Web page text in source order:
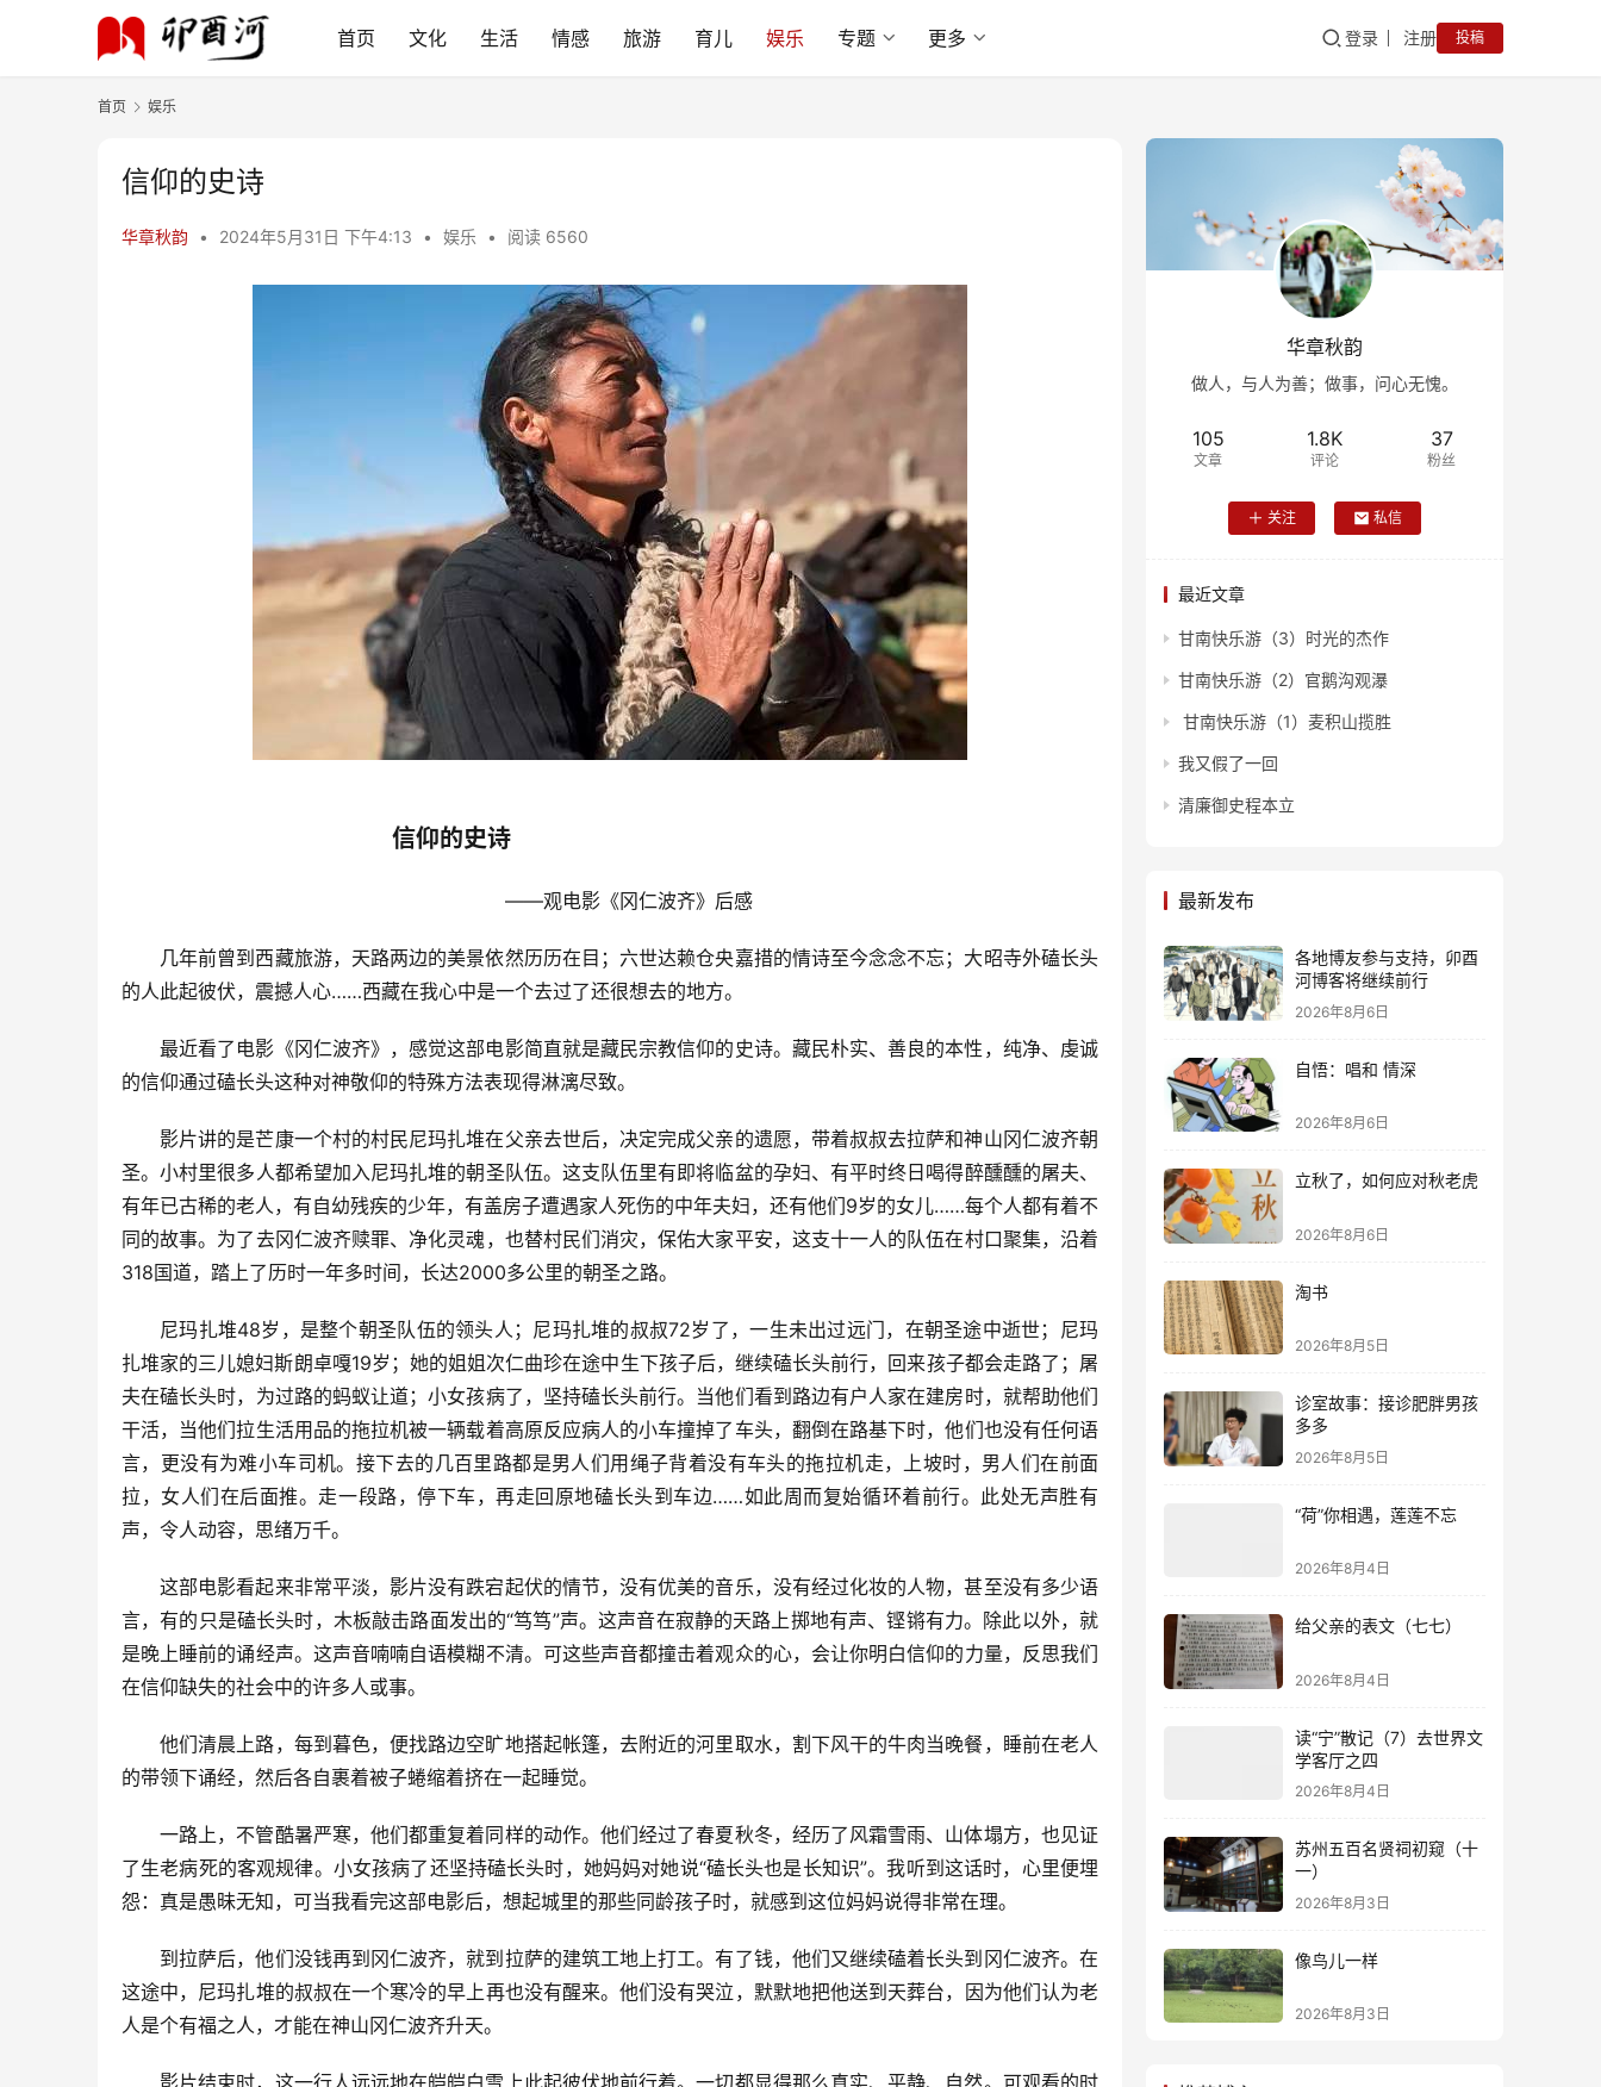
首页 文化 生活 情感 旅游 育儿 娱乐 专题 更多 登录 注册 投稿
首页 娱乐
信仰的史诗
华章秋韵 • 2024年5月31日 下午4:13 • 娱乐 • 阅读 6560
信仰的史诗
——观电影《冈仁波齐》后感
几年前曾到西藏旅游，天路两边的美景依然历历在目；六世达赖仓央嘉措的情诗至今念念不忘；大昭寺外磕长头
的人此起彼伏，震撼人心……西藏在我心中是一个去过了还很想去的地方。
最近看了电影《冈仁波齐》，感觉这部电影简直就是藏民宗教信仰的史诗。藏民朴实、善良的本性，纯净、虔诚
的信仰通过磕长头这种对神敬仰的特殊方法表现得淋漓尽致。
影片讲的是芒康一个村的村民尼玛扎堆在父亲去世后，决定完成父亲的遗愿，带着叔叔去拉萨和神山冈仁波齐朝
圣。小村里很多人都希望加入尼玛扎堆的朝圣队伍。这支队伍里有即将临盆的孕妇、有平时终日喝得醉醺醺的屠夫、
有年已古稀的老人，有自幼残疾的少年，有盖房子遭遇家人死伤的中年夫妇，还有他们9岁的女儿……每个人都有着不
同的故事。为了去冈仁波齐赎罪、净化灵魂，也替村民们消灾，保佑大家平安，这支十一人的队伍在村口聚集，沿着
318国道，踏上了历时一年多时间，长达2000多公里的朝圣之路。
尼玛扎堆48岁，是整个朝圣队伍的领头人；尼玛扎堆的叔叔72岁了，一生未出过远门，在朝圣途中逝世；尼玛
扎堆家的三儿媳妇斯朗卓嘎19岁；她的姐姐次仁曲珍在途中生下孩子后，继续磕长头前行，回来孩子都会走路了；屠
夫在磕长头时，为过路的蚂蚁让道；小女孩病了，坚持磕长头前行。当他们看到路边有户人家在建房时，就帮助他们
干活，当他们拉生活用品的拖拉机被一辆载着高原反应病人的小车撞掉了车头，翻倒在路基下时，他们也没有任何语
言，更没有为难小车司机。接下去的几百里路都是男人们用绳子背着没有车头的拖拉机走，上坡时，男人们在前面
拉，女人们在后面推。走一段路，停下车，再走回原地磕长头到车边……如此周而复始循环着前行。此处无声胜有
声，令人动容，思绪万千。
这部电影看起来非常平淡，影片没有跌宕起伏的情节，没有优美的音乐，没有经过化妆的人物，甚至没有多少语
言，有的只是磕长头时，木板敲击路面发出的“笃笃”声。这声音在寂静的天路上掷地有声、铿锵有力。除此以外，就
是晚上睡前的诵经声。这声音喃喃自语模糊不清。可这些声音都撞击着观众的心，会让你明白信仰的力量，反思我们
在信仰缺失的社会中的许多人或事。
他们清晨上路，每到暮色，便找路边空旷地搭起帐篷，去附近的河里取水，割下风干的牛肉当晚餐，睡前在老人
的带领下诵经，然后各自裹着被子蜷缩着挤在一起睡觉。
一路上，不管酷暑严寒，他们都重复着同样的动作。他们经过了春夏秋冬，经历了风霜雪雨、山体塌方，也见证
了生老病死的客观规律。小女孩病了还坚持磕长头时，她妈妈对她说“磕长头也是长知识”。我听到这话时，心里便埋
怨：真是愚昧无知，可当我看完这部电影后，想起城里的那些同龄孩子时，就感到这位妈妈说得非常在理。
到拉萨后，他们没钱再到冈仁波齐，就到拉萨的建筑工地上打工。有了钱，他们又继续磕着长头到冈仁波齐。在
这途中，尼玛扎堆的叔叔在一个寒冷的早上再也没有醒来。他们没有哭泣，默默地把他送到天葬台，因为他们认为老
人是个有福之人，才能在神山冈仁波齐升天。
华章秋韵
做人，与人为善；做事，问心无愧。
105
文章
1.8K
评论
37
粉丝
关注 私信
最近文章
甘南快乐游（3）时光的杰作
甘南快乐游（2）官鹅沟观瀑
甘南快乐游（1）麦积山揽胜
我又假了一回
清廉御史程本立
最新发布
各地博友参与支持，卯酉
河博客将继续前行
2026年8月6日
自悟：唱和 情深
2026年8月6日
立秋了，如何应对秋老虎
2026年8月6日
淘书
2026年8月5日
诊室故事：接诊肥胖男孩
多多
2026年8月5日
“荷”你相遇，莲莲不忘
2026年8月4日
给父亲的表文（七七）
2026年8月4日
读“宁”散记（7）去世界文
学客厅之四
2026年8月4日
苏州五百名贤祠初窥（十
一）
2026年8月3日
像鸟儿一样
2026年8月3日